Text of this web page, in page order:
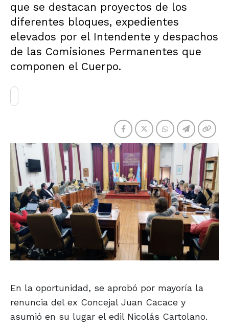
que se destacan proyectos de los
diferentes bloques, expedientes
elevados por el Intendente y despachos
de las Comisiones Permanentes que
componen el Cuerpo.
En la oportunidad, se aprobó por mayoría la
renuncia del ex Concejal Juan Cacace y
asumió en su lugar el edil Nicolás Cartolano.